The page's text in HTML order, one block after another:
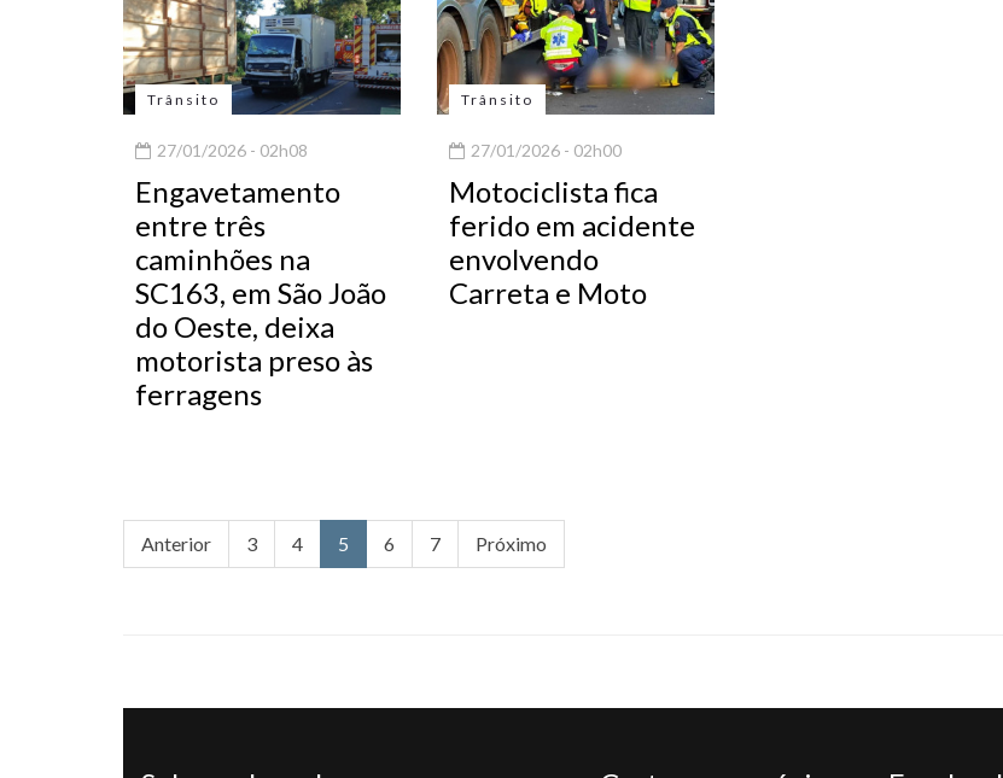
Trânsito
27/01/2026 - 02h08
Engavetamento
entre três
caminhões na
SC163, em São João
do Oeste, deixa
motorista preso às
ferragens
Trânsito
27/01/2026 - 02h00
Motociclista fica
ferido em acidente
envolvendo
Carreta e Moto
Anterior 3 4 5 6 7 Próximo